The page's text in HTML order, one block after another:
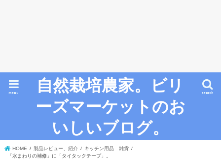
自然栽培農家。ビリ
ーズマーケットのお
いしいブログ。
search
menu
HOME 製品レビュー、紹介
キッチン用品 雑貨
「水まわりの補修」に「タイタックテープ」。